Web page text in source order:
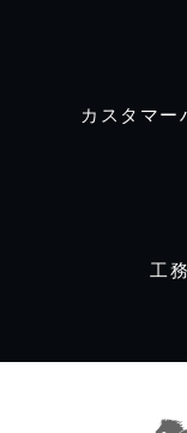
カスタマー
工